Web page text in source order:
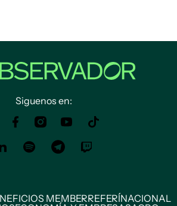
Siguenos en:
MEMBERREFERÍNACIONAL